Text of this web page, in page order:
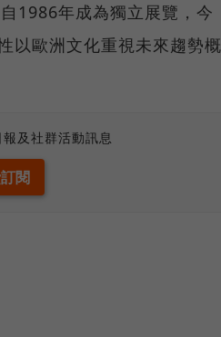
1986年成為獨立展覽，今
以歐洲文化重視未來趨勢概
及社群活動訊息